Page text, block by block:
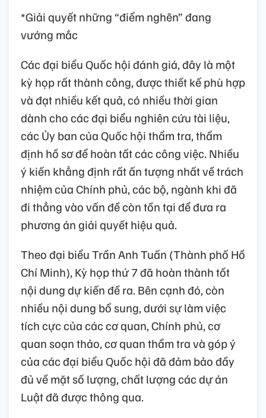
*Giải quyết những “điểm nghẽn” đang
vướng mắc
Các đại biểu Quốc hội đánh giá, đây là một
kỳ họp rất thành công, được thiết kế phù hợp
và đạt nhiều kết quả, có nhiều thời gian
dành cho các đại biểu nghiên cứu tài liệu,
các Ủy ban của Quốc hội thẩm tra, thẩm
định hồ sơ để hoàn tất các công việc. Nhiều
ý kiến khẳng định rất ấn tượng nhất về trách
nhiệm của Chính phủ, các bộ, ngành khi đã
đi thẳng vào vấn đề còn tồn tại để đưa ra
phương án giải quyết hiệu quả.
Theo đại biểu Trần Anh Tuấn (Thành phố Hồ
Chí Minh), Kỳ họp thứ 7 đã hoàn thành tốt
nội dung dự kiến đề ra. Bên cạnh đó, còn
nhiều nội dung bổ sung, dưới sự làm việc
tích cực của các cơ quan, Chính phủ, cơ
quan soạn thảo, cơ quan thẩm tra và góp ý
của các đại biểu Quốc hội đã đảm bảo đầy
đủ về mặt số lượng, chất lượng các dự án
Luật đã được thông qua.